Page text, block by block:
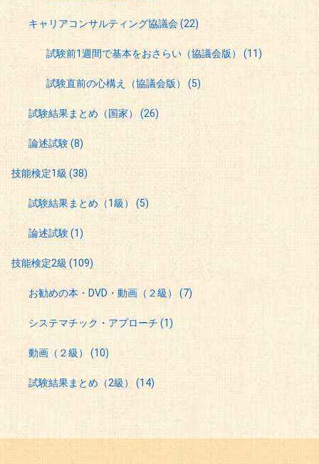
キャリアコンサルティング協議会(22)
試験前1週間で基本をおさらい（協議会版） (11)
試験直前の心構え（協議会版） (5)
試験結果まとめ（国家）(26)
論述試験(8)
技能検定1級 (38)
試験結果まとめ（1級）(5)
論述試験(1)
技能検定2級 (109)
お勧めの本・DVD・動画（２級）(7)
システマチック・アプローチ(1)
動画（２級）(10)
試験結果まとめ（2級）(14)